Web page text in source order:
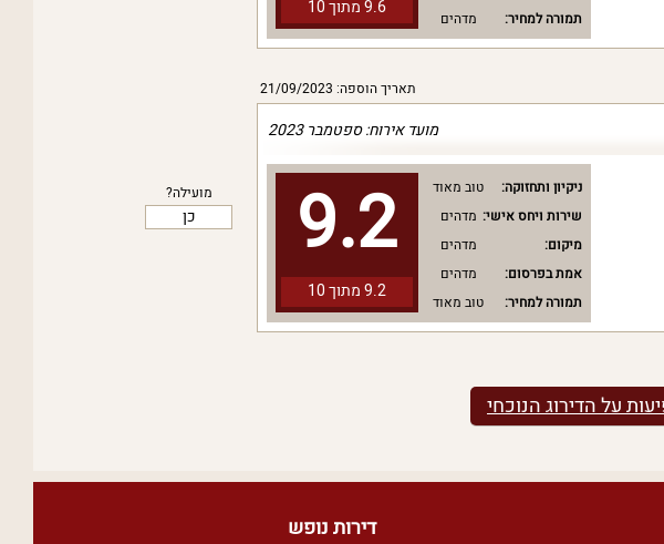
9.6 מתוך 10
תמורה למחיר:
מדהים
תאריך הוספה: 21/09/2023
מועילה?
כן
מועד אירוח: ספטמבר 2023
9.2
9.2 מתוך 10
ניקיון ותחזוקה:
טוב מאוד
שירות ויחס אישי: מדהים
מיקום:
מדהים
אמת בפרסום:
מדהים
תמורה למחיר:
טוב מאוד
דירות נופש